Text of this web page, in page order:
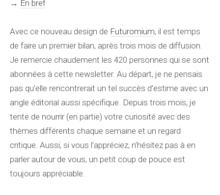
→ En bref
Avec ce nouveau design de Futuromium, il est temps
de faire un premier bilan, après trois mois de diffusion.
Je remercie chaudement les 420 personnes qui se sont
abonnées à cette newsletter. Au départ, je ne pensais
pas qu’elle rencontrerait un tel succès d’estime avec un
angle éditorial aussi spécifique. Depuis trois mois, je
tente de nourrir (en partie) votre curiosité avec des
thèmes différents chaque semaine et un regard
critique. Aussi, si vous l’appréciez, n’hésitez pas à en
parler autour de vous, un petit coup de pouce est
toujours appréciable.